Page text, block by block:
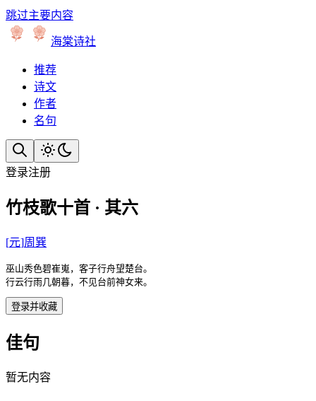
跳过主要内容
海棠诗社
推荐
诗文
作者
名句
登录注册
竹枝歌十首 · 其六
[元]周巽
巫山秀色碧崔嵬，客子行舟望楚台。
行云行雨几朝暮，不见台前神女来。
登录并收藏
佳句
暂无内容